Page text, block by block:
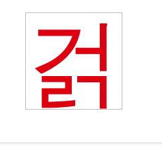
걹